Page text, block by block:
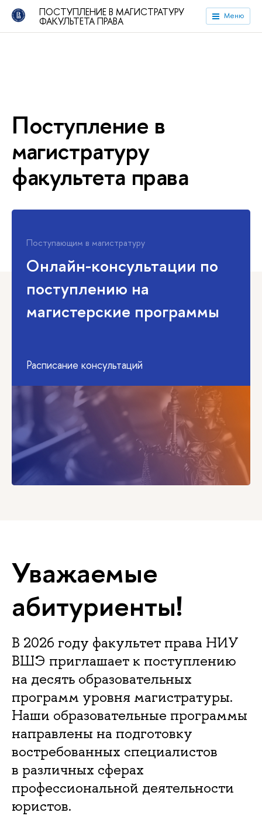
ПОСТУПЛЕНИЕ В МАГИСТРАТУРУ
ФАКУЛЬТЕТА ПРАВА Меню
Поступление в
магистратуру
факультета права
Поступающим в магистратуру
Онлайн-консультации по
поступлению на
магистерские программы
Расписание консультаций
Уважаемые
абитуриенты!
В 2026 году факультет права НИУ
ВШЭ приглашает к поступлению
на десять образовательных
программ уровня магистратуры.
Наши образовательные программы
направлены на подготовку
востребованных специалистов
в различных сферах
профессиональной деятельности
юристов.